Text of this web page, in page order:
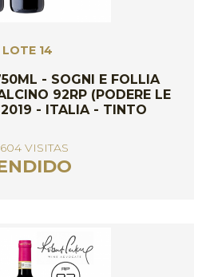
LOTE 14
- SOGNI E FOLLIA
92RP (PODERE LE
2019 - ITALIA - TINTO
VISITAS